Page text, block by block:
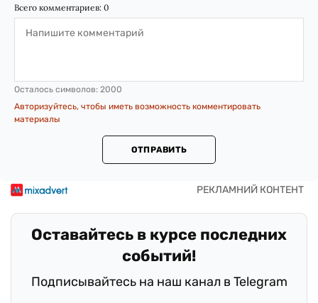
Всего комментариев: 0
Осталось символов: 2000
Авторизуйтесь, чтобы иметь возможность комментировать
материалы
ОТПРАВИТЬ
Оставайтесь в курсе последних
событий!
Подписывайтесь на наш канал в Telegram